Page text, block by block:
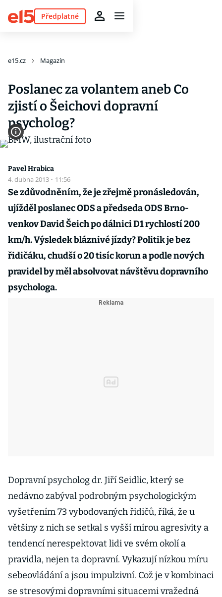
Předplatné
e15.cz Magazín
Poslanec za volantem aneb Co
zjistí o Šeichovi dopravní
psycholog?
Pavel Hrabica
4. dubna 2013 · 11:56
Se zdůvodněním, že je zřejmě pronásledován,
ujížděl poslanec ODS a předseda ODS Brno-
venkov David Šeich po dálnici D1 rychlostí 200
km/h. Výsledek bláznivé jízdy? Politik je bez
řidičáku, chudší o 20 tisíc korun a podle nových
pravidel by měl absolvovat návštěvu dopravního
psychologa.
Dopravní psycholog dr. Jiří Seidlic, který se
nedávno zabýval podrobným psychologickým
vyšetřením 73 vybodovaných řidičů, říká, že u
většiny z nich se setkal s vyšší mírou agresivity a
tendencí nerespektovat lidi ve svém okolí a
pravidla, nejen ta dopravní. Vykazují nízkou míru
sebeovládání a jsou impulzivní. Což je v kombinaci
se stresovými dopravními situacemi vražedná